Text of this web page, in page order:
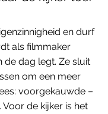
en durf
als filmmaker
de dag legt. Ze sluit
om een meer
voorgekauwde –
de kijker is het